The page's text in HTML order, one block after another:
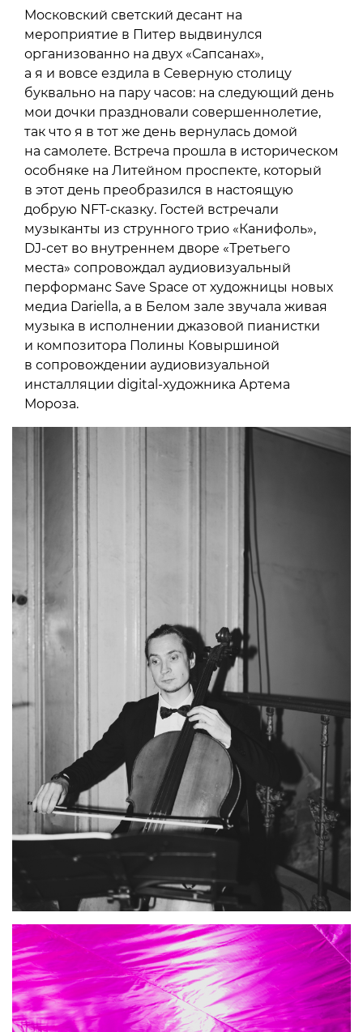
Московский светский десант на
мероприятие в Питер выдвинулся
организованно на двух «Сапсанах»,
а я и вовсе ездила в Северную столицу
буквально на пару часов: на следующий день
мои дочки праздновали совершеннолетие,
так что я в тот же день вернулась домой
на самолете. Встреча прошла в историческом
особняке на Литейном проспекте, который
в этот день преобразился в настоящую
добрую NFT-сказку. Гостей встречали
музыканты из струнного трио «Канифоль»,
DJ-сет во внутреннем дворе «Третьего
места» сопровождал аудиовизуальный
перформанс Save Space от художницы новых
медиа Dariella, а в Белом зале звучала живая
музыка в исполнении джазовой пианистки
и композитора Полины Ковыршиной
в сопровождении аудиовизуальной
инсталляции digital-художника Артема
Мороза.